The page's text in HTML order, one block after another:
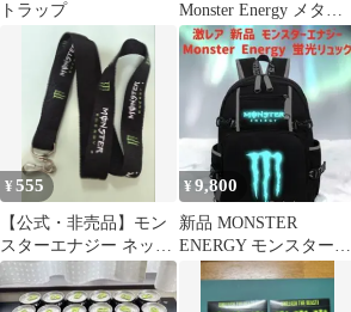
トラップ
Monster Energy メタル
キーホルダー
¥555
【公式・非売品】モン
スターエナジー ネック
ストラップ 限定 ノベル
ティ
¥9,800
新品 MONSTER
ENERGY モンスターエ
ナジー 蛍光 リュック